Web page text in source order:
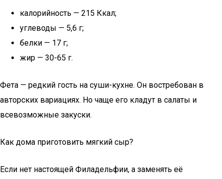
калорийность — 215 Ккал;
углеводы — 5,6 г;
белки — 17 г;
жир — 30-65 г.
Фета — редкий гость на суши-кухне. Он востребован в
авторских вариациях. Но чаще его кладут в салаты и
всевозможные закуски.
Как дома приготовить мягкий сыр?
Если нет настоящей Филадельфии, а заменять её